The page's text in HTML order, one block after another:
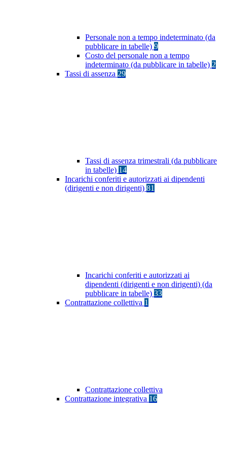
Personale non a tempo indeterminato (da
pubblicare in tabelle) 9
Costo del personale non a tempo
indeterminato (da pubblicare in tabelle) 2
Tassi di assenza 29
Tassi di assenza trimestrali (da pubblicare
in tabelle) 14
Incarichi conferiti e autorizzati ai dipendenti
(dirigenti e non dirigenti) 81
Incarichi conferiti e autorizzati ai
dipendenti (dirigenti e non dirigenti) (da
pubblicare in tabelle) 33
Contrattazione collettiva 1
Contrattazione collettiva
Contrattazione integrativa 16